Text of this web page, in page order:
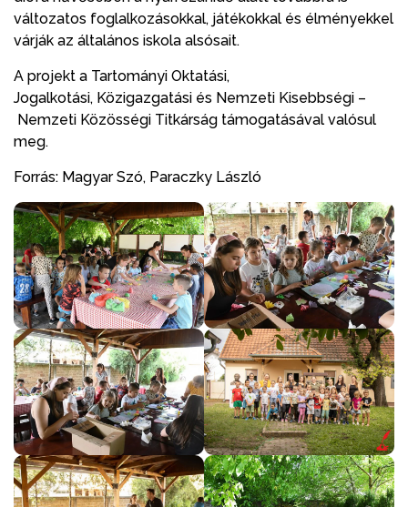
változatos foglalkozásokkal, játékokkal és élményekkel
várják az általános iskola alsósait.
A projekt a Tartományi Oktatási,
Jogalkotási, Közigazgatási és Nemzeti Kisebbségi –
Nemzeti Közösségi Titkárság támogatásával valósul
meg.
Forrás: Magyar Szó, Paraczky László